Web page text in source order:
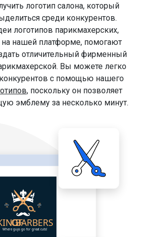
логотип салона, который
среди конкурентов.
логотипов парикмахерских,
нашей платформе, помогают
отличительный фирменный
Вы можете легко
с помощью нашего
, поскольку он позволяет
эмблему за несколько минут.